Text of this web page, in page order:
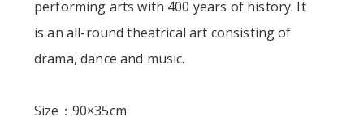
performing arts with 400 years of history. It
is an all-round theatrical art consisting of
drama, dance and music.
Size：90×35cm